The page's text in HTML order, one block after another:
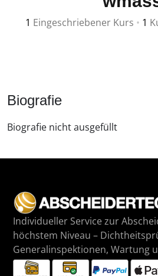
1 Eingeschriebener Kurs • 1
Biografie
Biografie nicht ausgefüllt
Individueller Service zur
höchstem Niveau –
Generalinspektionen, Wartung